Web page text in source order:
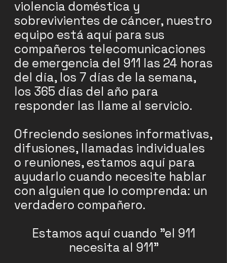
violencia doméstica y
sobrevivientes de cáncer, nuestro
equipo está aquí para sus
compañeros telecomunicaciones
de emergencia del 911 las 24 horas
del día, los 7 días de la semana,
los 365 días del año para
responder las llame al servicio.
Ofreciendo sesiones informativas,
difusiones, llamadas individuales
o reuniones, estamos aquí para
ayudarlo cuando necesite hablar
con alguien que lo comprenda: un
verdadero compañero.
Estamos aquí cuando "el 911
necesita al 911"